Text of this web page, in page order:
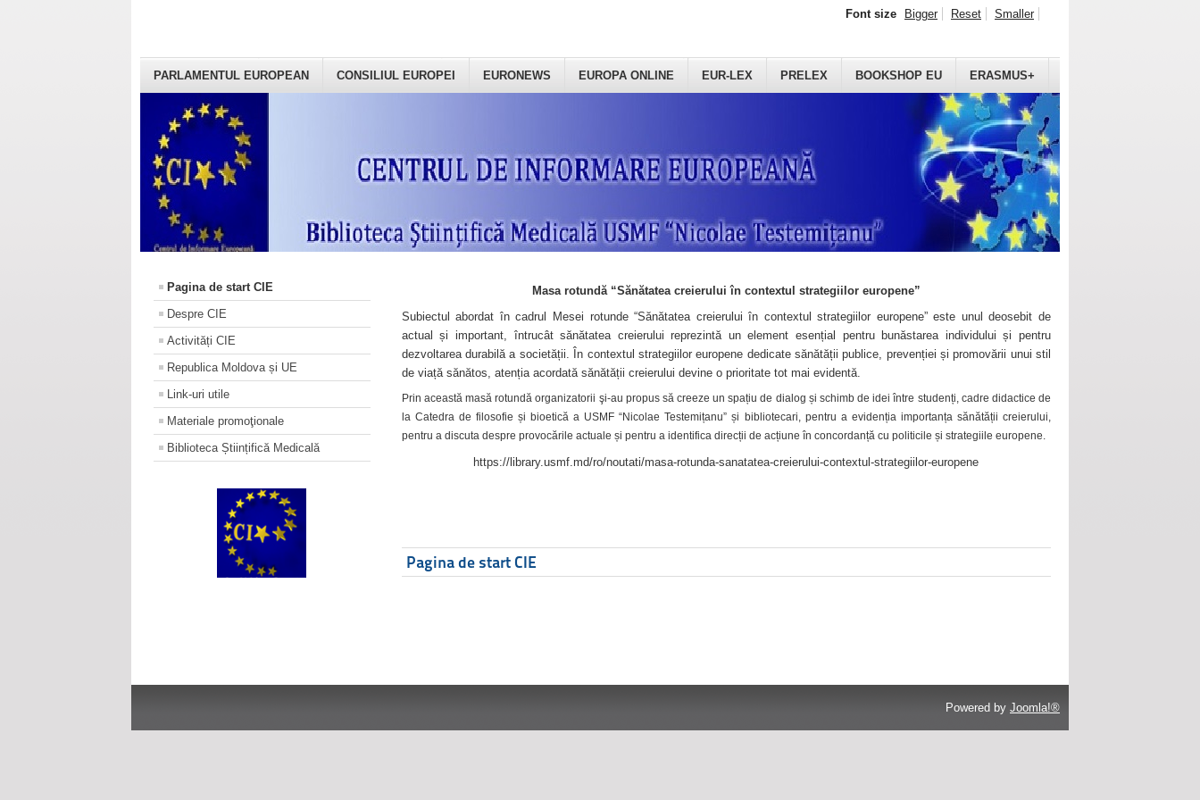
PARLAMENTUL EUROPEAN CONSILIUL EUROPEI EURONEWS EUROPA ONLINE EUR-LEX PRELEX BOOKSHOP EU ERASMUS+
Font size Bigger Reset Smaller
Pagina de start CIE
Despre CIE
Activități CIE
Republica Moldova și UE
Link-uri utile
Materiale promoţionale
Biblioteca Științifică Medicală
Masa rotundă “Sănătatea creierului în contextul strategiilor europene”
Subiectul abordat în cadrul Mesei rotunde “Sănătatea creierului în contextul strategiilor europene” este unul deosebit de
actual și important, întrucât sănătatea creierului reprezintă un element esențial pentru bunăstarea individului și pentru
dezvoltarea durabilă a societății. În contextul strategiilor europene dedicate sănătății publice, prevenției și promovării unui stil
de viață sănătos, atenția acordată sănătății creierului devine o prioritate tot mai evidentă.
Prin această masă rotundă organizatorii şi-au propus să creeze un spațiu de dialog și schimb de idei între studenți, cadre didactice de
la Catedra de filosofie și bioetică a USMF “Nicolae Testemițanu” și bibliotecari, pentru a evidenția importanța sănătății creierului,
pentru a discuta despre provocările actuale și pentru a identifica direcții de acțiune în concordanță cu politicile și strategiile europene.
https://library.usmf.md/ro/noutati/masa-rotunda-sanatatea-creierului-contextul-strategiilor-europene
Pagina de start CIE
Powered by Joomla!®